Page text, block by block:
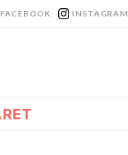
FACEBOOK INSTAGRAM